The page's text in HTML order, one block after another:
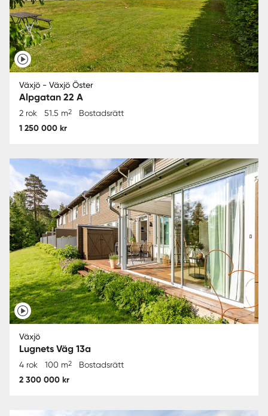
Växjö - Växjö Öster
Alpgatan 22 A
2 rok 51.5 m2 Bostadsrätt
1 250 000 kr
Växjö
Lugnets Väg 13a
4 rok 100 m2 Bostadsrätt
2 300 000 kr